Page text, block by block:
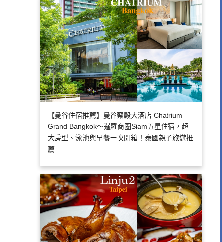
【曼谷住宿推薦】曼谷察殿大酒店 Chatrium
Grand Bangkok～暹羅商圈Siam五星住宿，超
大房型、泳池與早餐一次開箱！泰國親子旅遊推
薦